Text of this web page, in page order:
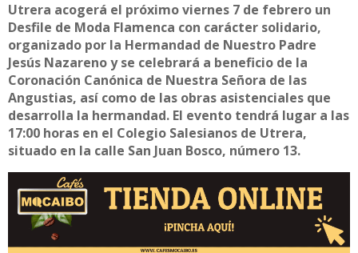
Utrera acogerá el próximo viernes 7 de febrero un
Desfile de Moda Flamenca con carácter solidario,
organizado por la Hermandad de Nuestro Padre
Jesús Nazareno y se celebrará a beneficio de la
Coronación Canónica de Nuestra Señora de las
Angustias, así como de las obras asistenciales que
desarrolla la hermandad. El evento tendrá lugar a las
17:00 horas en el Colegio Salesianos de Utrera,
situado en la calle San Juan Bosco, número 13.